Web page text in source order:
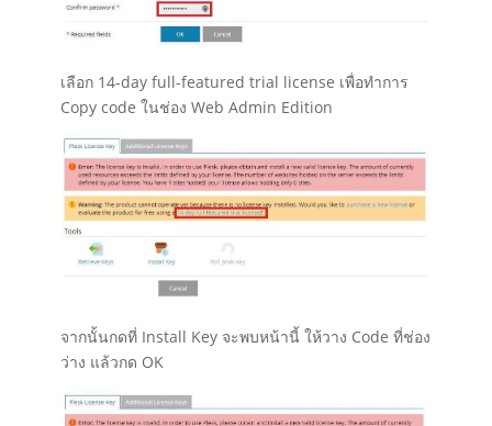
เลือก 14-day full-featured trial license เพื่อทำการ
Copy code ในช่อง Web Admin Edition
จากนั้นกดที่ Install Key จะพบหน้านี้ ให้วาง Code ที่ช่อง
ว่าง แล้วกด OK